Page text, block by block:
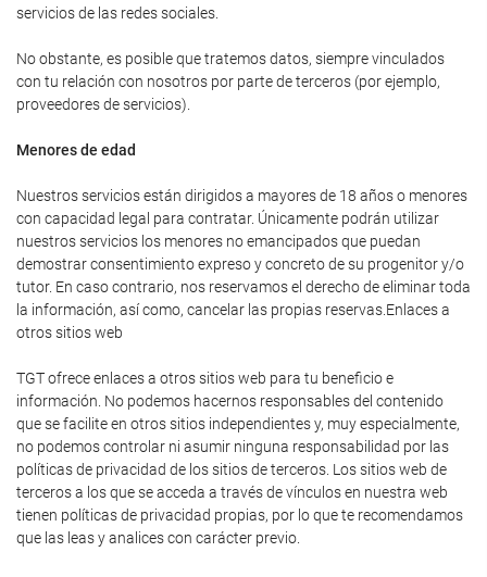
servicios de las redes sociales.
No obstante, es posible que tratemos datos, siempre vinculados
con tu relación con nosotros por parte de terceros (por ejemplo,
proveedores de servicios).
Menores de edad
Nuestros servicios están dirigidos a mayores de 18 años o menores
con capacidad legal para contratar. Únicamente podrán utilizar
nuestros servicios los menores no emancipados que puedan
demostrar consentimiento expreso y concreto de su progenitor y/o
tutor. En caso contrario, nos reservamos el derecho de eliminar toda
la información, así como, cancelar las propias reservas.Enlaces a
otros sitios web
TGT ofrece enlaces a otros sitios web para tu beneficio e
información. No podemos hacernos responsables del contenido
que se facilite en otros sitios independientes y, muy especialmente,
no podemos controlar ni asumir ninguna responsabilidad por las
políticas de privacidad de los sitios de terceros. Los sitios web de
terceros a los que se acceda a través de vínculos en nuestra web
tienen políticas de privacidad propias, por lo que te recomendamos
que las leas y analices con carácter previo.